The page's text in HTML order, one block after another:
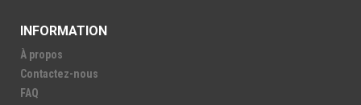
INFORMATION
À propos
Contactez-nous
FAQ